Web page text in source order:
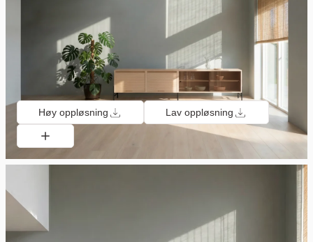
Høy oppløsning Lav oppløsning